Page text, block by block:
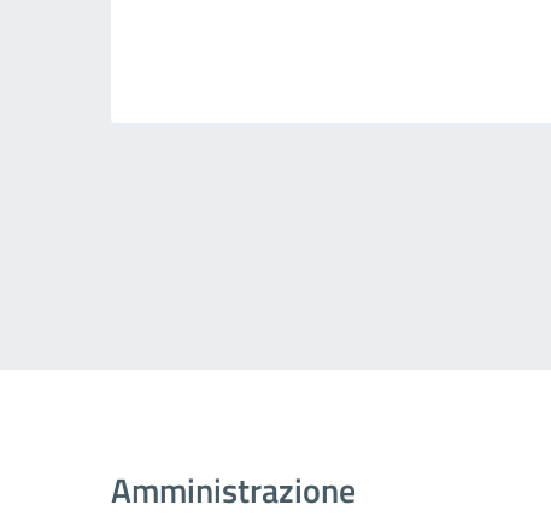
Amministrazione